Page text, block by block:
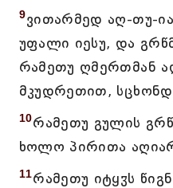
9ვითარმედ აღ-თუ-
უფალი იესუ, და
რამეთუ ღმერთმან
მკუდრეთით,
10რამეთუ გულის
ხოლო პირითა
11რამეთუ იტყჳს